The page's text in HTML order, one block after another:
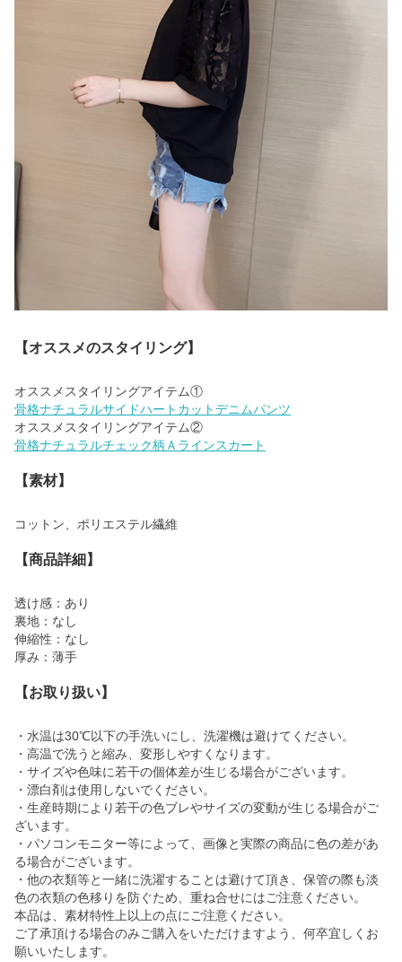
【オススメのスタイリング】
骨格ナチュラルサイドハートカットデニムパンツ
骨格ナチュラルチェック柄Ａラインスカート
【素材】
コットン、ポリエステル繊維
【商品詳細】
透け感：あり
裏地：なし
伸縮性：なし
厚み：薄手
【お取り扱い】
・水温は30℃以下の手洗いにし、洗濯機は避けてください。
・高温で洗うと縮み、変形しやすくなります。
・サイズや色味に若干の個体差が生じる場合がございます。
・漂白剤は使用しないでください。
・生産時期により若干の色ブレやサイズの変動が生じる場合がご
ざいます。
・パソコンモニター等によって、画像と実際の商品に色の差があ
る場合がございます。
・他の衣類等と一緒に洗濯することは避けて頂き、保管の際も淡
色の衣類の色移りを防ぐため、重ね合せにはご注意ください。
本品は、素材特性上以上の点にご注意ください。
ご了承頂ける場合のみご購入をいただけますよう、何卒宜しくお
願いいたします。